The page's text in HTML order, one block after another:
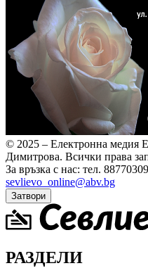
© 2025 – Електронна медия
Димитрова. Всички права
За връзка с нас: тел.
sevlievo_online@abv.bg
Затвори
РАЗДЕЛИ